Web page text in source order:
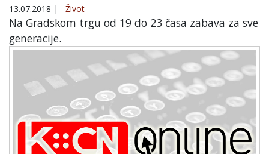
13.07.2018 | Život
Na Gradskom trgu od 19 do 23 časa zabava za sve
generacije.